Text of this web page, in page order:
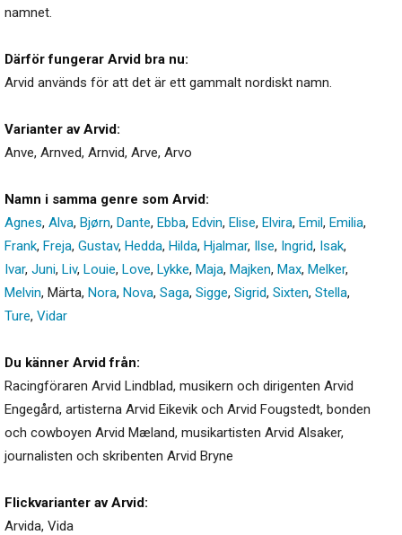
namnet.
Därför fungerar Arvid bra nu:
Arvid används för att det är ett gammalt nordiskt namn.
Varianter av Arvid:
Anve, Arnved, Arnvid, Arve, Arvo
Namn i samma genre som Arvid:
Agnes, Alva, Bjørn, Dante, Ebba, Edvin, Elise, Elvira, Emil, Emilia,
Frank, Freja, Gustav, Hedda, Hilda, Hjalmar, Ilse, Ingrid, Isak,
Ivar, Juni, Liv, Louie, Love, Lykke, Maja, Majken, Max, Melker,
Melvin, Märta, Nora, Nova, Saga, Sigge, Sigrid, Sixten, Stella,
Ture, Vidar
Du känner Arvid från:
Racingföraren Arvid Lindblad, musikern och dirigenten Arvid
Engegård, artisterna Arvid Eikevik och Arvid Fougstedt, bonden
och cowboyen Arvid Mæland, musikartisten Arvid Alsaker,
journalisten och skribenten Arvid Bryne
Flickvarianter av Arvid:
Arvida, Vida